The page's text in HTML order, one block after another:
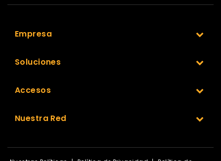
Empresa
Soluciones
Accesos
Nuestra Red